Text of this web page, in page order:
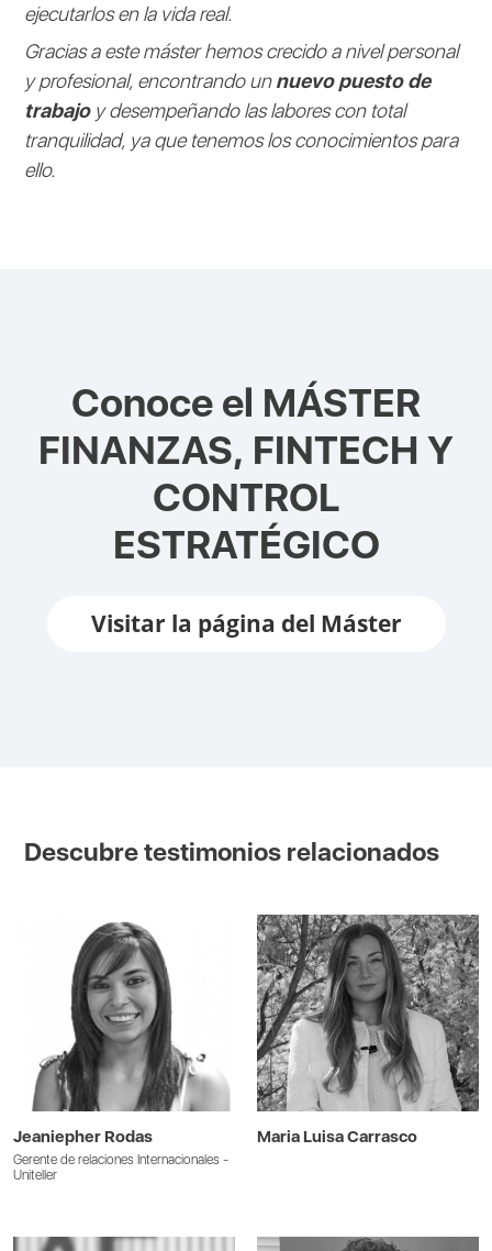
ejecutarlos en la vida real.
Gracias a este máster hemos crecido a nivel personal
y profesional, encontrando unnuevo puesto de
trabajoy desempeñando las labores con total
tranquilidad, ya que tenemos los conocimientos para
ello.
Conoce el MÁSTER
FINANZAS, FINTECH Y
CONTROL
ESTRATÉGICO
Visitar la página del Máster
Descubre testimonios relacionados
Jeaniepher Rodas
Gerente de relaciones Internacionales -
Uniteller
Maria Luisa Carrasco